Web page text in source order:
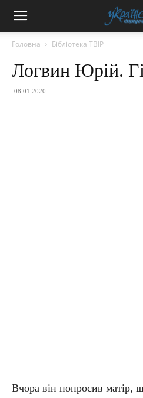
Головна Бібліотека ТВІР
Логвин Юрій.
08.01.2020
Вчора він попросив матір,